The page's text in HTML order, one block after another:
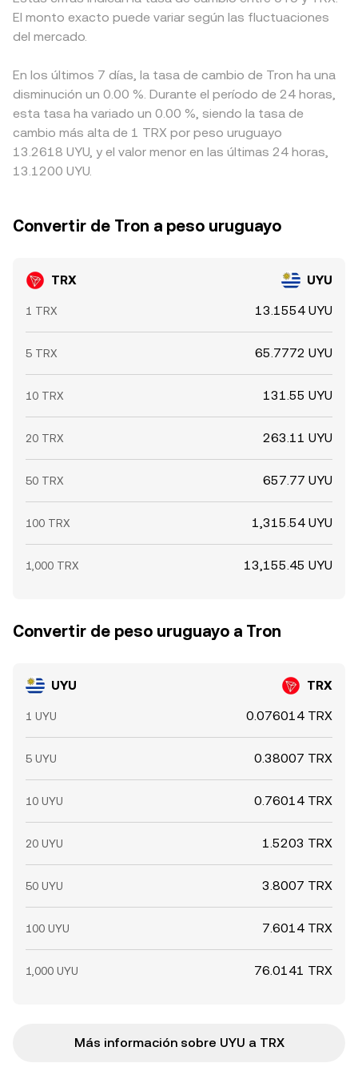
El monto exacto puede variar según las fluctuaciones
del mercado.
En los últimos 7 días, la tasa de cambio de Tron ha una
disminución un 0.00 %. Durante el período de 24 horas,
esta tasa ha variado un 0.00 %, siendo la tasa de
cambio más alta de 1 TRX por peso uruguayo
13.2618 UYU, y el valor menor en las últimas 24 horas,
13.1200 UYU.
Convertir de Tron a peso uruguayo
TRX UYU
1 TRX 13.1554 UYU
5 TRX 65.7772 UYU
10 TRX 131.55 UYU
20 TRX 263.11 UYU
50 TRX 657.77 UYU
100 TRX 1,315.54 UYU
1,000 TRX 13,155.45 UYU
Convertir de peso uruguayo a Tron
UYU TRX
1 UYU 0.076014 TRX
5 UYU 0.38007 TRX
10 UYU 0.76014 TRX
20 UYU 1.5203 TRX
50 UYU 3.8007 TRX
100 UYU 7.6014 TRX
1,000 UYU 76.0141 TRX
Más información sobre UYU a TRX